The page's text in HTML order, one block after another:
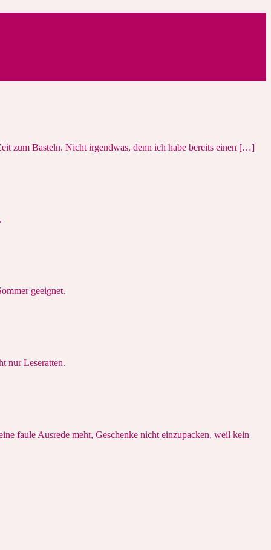
zum Basteln. Nicht irgendwas, denn ich habe bereits einen […]
geeignet.
nur Leseratten.
faule Ausrede mehr, Geschenke nicht einzupacken, weil kein